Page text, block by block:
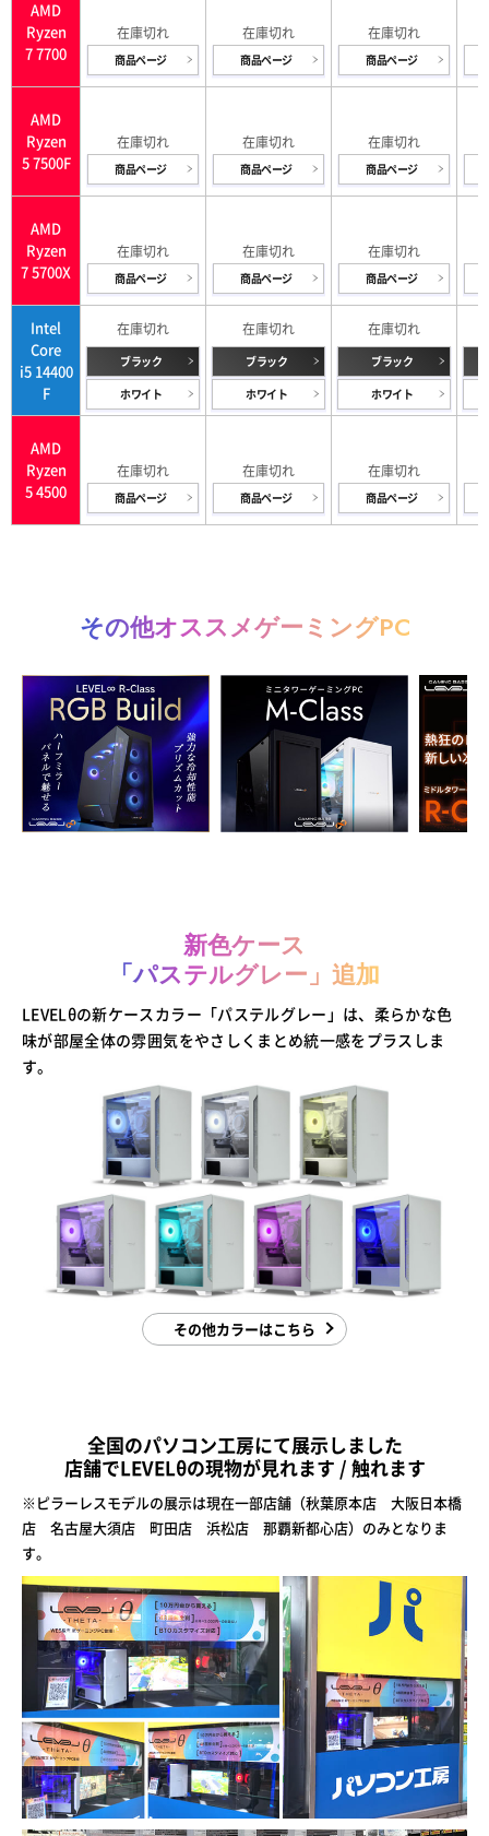
AMD
Ryzen
7 7700
商品ページ 商品ページ 商品ページ
AMD
Ryzen
5 7500F
商品ページ 商品ページ 商品ページ
AMD
Ryzen
7 5700X
商品ページ 商品ページ 商品ページ
Intel
Core
i5 14400
F
ブラック
ホワイト
ブラック
ホワイト
ブラック
ホワイト
AMD
Ryzen
5 4500
商品ページ 商品ページ 商品ページ
その他オススメゲーミングPC
新色ケース
「パステルグレー」追加
LEVELθの新ケースカラー「パステルグレー」は、柔らかな色
味が部屋全体の雰囲気をやさしくまとめ統一感をプラスしま
す。
その他カラーはこちら
全国のパソコン工房にて展示しました
店舗でLEVELθの現物が見れます / 触れます
※ピラーレスモデルの展示は現在一部店舗（秋葉原本店 大阪日本橋
店 名古屋大須店 町田店 浜松店 那覇新都心店）のみとなりま
す。